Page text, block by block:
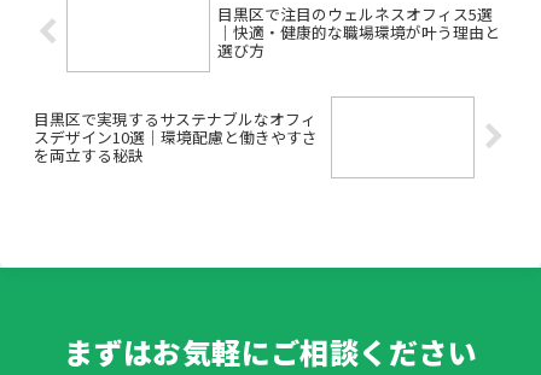
目黒区で注目のウェルネスオフィス5選
｜快適・健康的な職場環境が叶う理由と
選び方
目黒区で実現するサステナブルなオフィ
スデザイン10選｜環境配慮と働きやすさ
を両立する秘訣
まずはお気軽にご相談ください